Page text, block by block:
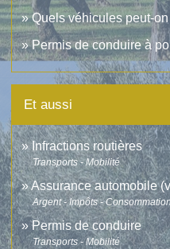
Quels véhicules peut-
Permis de conduire à
Et aussi
Infractions routières
Transports - Mobilité
Assurance automobile
Argent - Impôts - Consommation
Permis de conduire
Transports - Mobilité